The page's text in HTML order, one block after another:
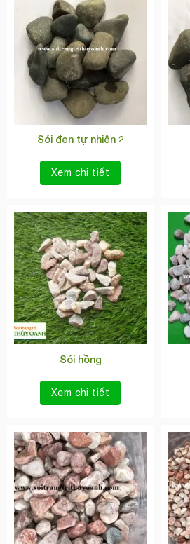
Sỏi đen tự nhiên 2
Xem chi tiết
Sỏi hồng
Xem chi tiết